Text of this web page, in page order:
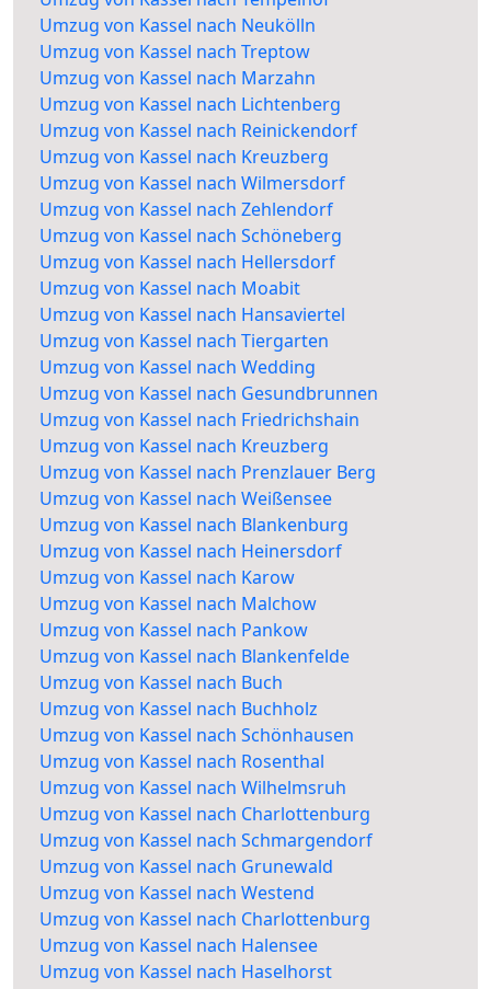
Umzug von Kassel nach Neukölln
Umzug von Kassel nach Treptow
Umzug von Kassel nach Marzahn
Umzug von Kassel nach Lichtenberg
Umzug von Kassel nach Reinickendorf
Umzug von Kassel nach Kreuzberg
Umzug von Kassel nach Wilmersdorf
Umzug von Kassel nach Zehlendorf
Umzug von Kassel nach Schöneberg
Umzug von Kassel nach Hellersdorf
Umzug von Kassel nach Moabit
Umzug von Kassel nach Hansaviertel
Umzug von Kassel nach Tiergarten
Umzug von Kassel nach Wedding
Umzug von Kassel nach Gesundbrunnen
Umzug von Kassel nach Friedrichshain
Umzug von Kassel nach Kreuzberg
Umzug von Kassel nach Prenzlauer Berg
Umzug von Kassel nach Weißensee
Umzug von Kassel nach Blankenburg
Umzug von Kassel nach Heinersdorf
Umzug von Kassel nach Karow
Umzug von Kassel nach Malchow
Umzug von Kassel nach Pankow
Umzug von Kassel nach Blankenfelde
Umzug von Kassel nach Buch
Umzug von Kassel nach Buchholz
Umzug von Kassel nach Schönhausen
Umzug von Kassel nach Rosenthal
Umzug von Kassel nach Wilhelmsruh
Umzug von Kassel nach Charlottenburg
Umzug von Kassel nach Schmargendorf
Umzug von Kassel nach Grunewald
Umzug von Kassel nach Westend
Umzug von Kassel nach Charlottenburg
Umzug von Kassel nach Halensee
Umzug von Kassel nach Haselhorst